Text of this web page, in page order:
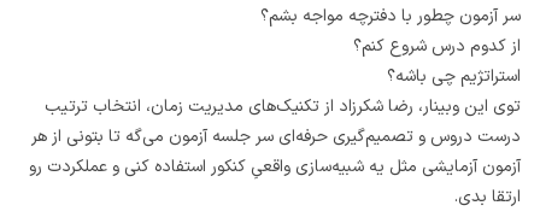
سر آزمون چطور با دفترچه مواجه بشم؟
از کدوم درس شروع کنم؟
استراتژیم چی باشه؟
توی این وبینار، رضا شکرزاد از تکنیک‌های مدیریت زمان، انتخاب ترتیب
درست دروس و تصمیم‌گیری حرفه‌ای سر جلسه آزمون می‌گه تا بتونی از هر
آزمون آزمایشی مثل یه شبیه‌سازی واقعیِ کنکور استفاده کنی و عملکردت رو
ارتقا بدی.